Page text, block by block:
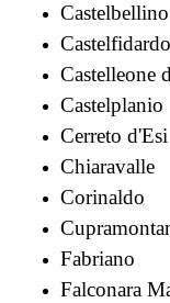
Castelbellino
Castelfidardo
Castelleone
Castelplanio
Cerreto d'Esi
Chiaravalle
Corinaldo
Fabriano
Falconara